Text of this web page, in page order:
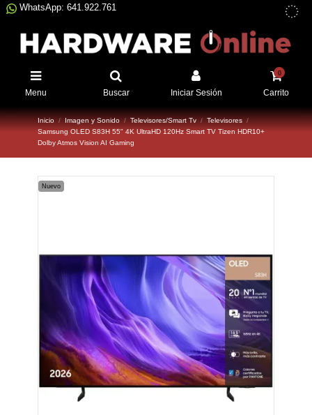
WhatsApp: 641.922.761
Menu Buscar Iniciar Sesión
0
Carrito
Inicio Imagen y Sonido Televisores/Smart Tv
Televisores
Samsung OLED S83H 55" 4K UltraHD 120Hz Smart TV Tizen HDR10+
Dolby Atmos Vision AI Gaming
Nuevo